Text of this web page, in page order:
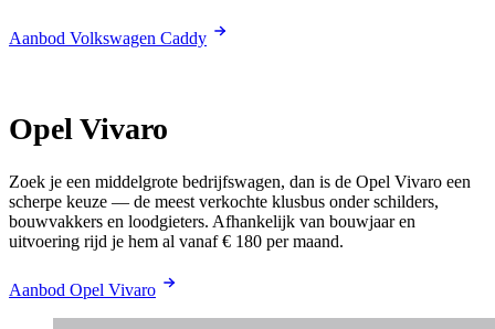
Aanbod Volkswagen Caddy
Opel Vivaro
Zoek je een middelgrote bedrijfswagen, dan is de Opel Vivaro een
scherpe keuze — de meest verkochte klusbus onder schilders,
bouwvakkers en loodgieters. Afhankelijk van bouwjaar en
uitvoering rijd je hem al vanaf € 180 per maand.
Aanbod Opel Vivaro